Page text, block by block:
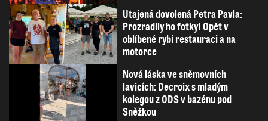
Utajená dovolená Petra Pavla:
Prozradily ho fotky! Opět v
oblíbené rybí restauraci a na
motorce
Nová láska ve sněmovních
lavicích: Decroix s mladým
kolegou z ODS v bazénu pod
Sněžkou